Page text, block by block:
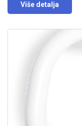
Više detalja